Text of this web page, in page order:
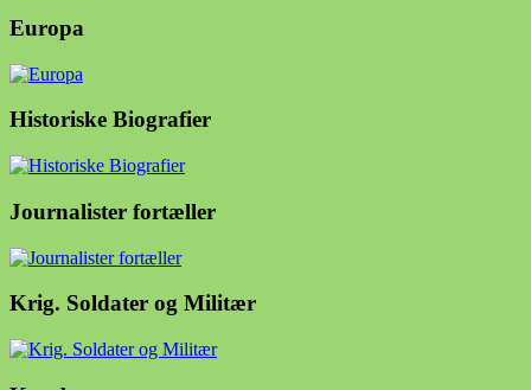
Europa
Historiske Biografier
Journalister fortæller
Krig. Soldater og Militær